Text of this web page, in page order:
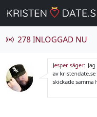
278 INLOGGAD NU
Jesper säger:
av
skickade